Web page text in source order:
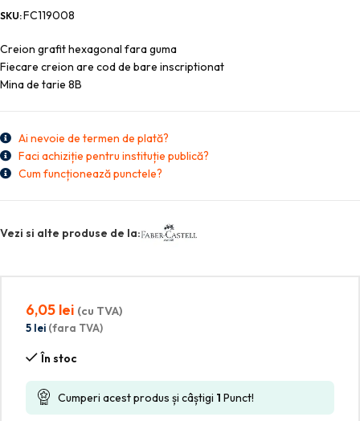
SKU:FC119008
Creion grafit hexagonal fara guma
Fiecare creion are cod de bare inscriptionat
Mina de tarie 8B
Ai nevoie de termen de plată?
Faci achiziție pentru instituție publică?
Cum funcționează punctele?
Vezi si alte produse de la:
6,05 lei (cu TVA)
5 lei (fara TVA)
În stoc
Cumperi acest produs și câștigi 1 Punct!